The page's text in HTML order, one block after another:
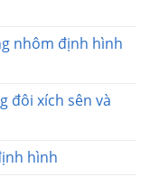
nhôm định hình
đôi xích sên và
hình